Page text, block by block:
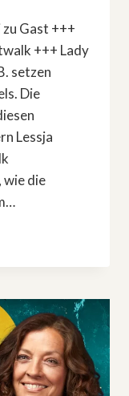
Gast +++
+++ Lady
setzen
Die
Lessja
wie die